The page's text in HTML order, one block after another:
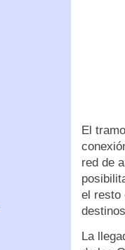
El
red de
el resto
La